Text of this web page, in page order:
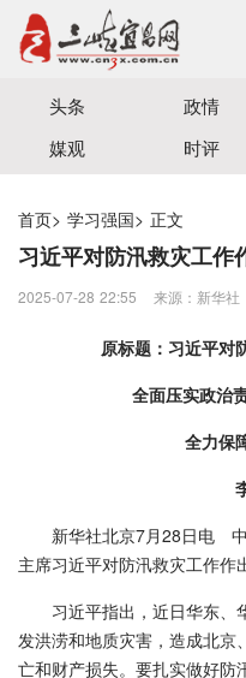
宜昌三峡融媒体中心主办
头条 政情
媒观
时评
首页> 学习强国> 正文
习近平对防汛救灾工作
2025-07-28 22:55 来源：新华社
原标题：习近平对
全面压实政治
全力保
新华社北京7月28日电
主席习近平对防汛救灾工作作
习近平指出，近日华东、
发洪涝和地质灾害，造成北京
亡和财产损失。要扎实做好防